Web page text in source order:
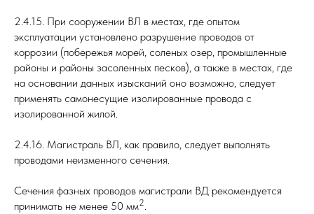
2.4.15. При сооружении ВЛ в местах, где опытом
эксплуатации установлено разрушение проводов от
коррозии (побережья морей, соленых озер, промышленные
районы и районы засоленных песков), а также в местах, где
на основании данных изысканий оно возможно, следует
применять самонесущие изолированные провода с
изолированной жилой.
2.4.16. Магистраль ВЛ, как правило, следует выполнять
проводами неизменного сечения.
Сечения фазных проводов магистрали ВД рекомендуется
принимать не менее 50 мм2.